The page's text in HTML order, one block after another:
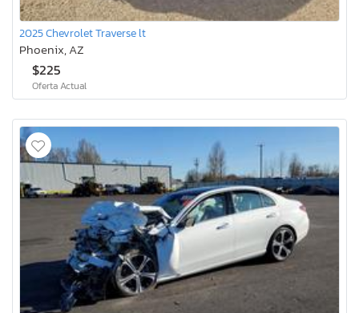
2025 Chevrolet Traverse lt
Phoenix, AZ
$225
Oferta Actual